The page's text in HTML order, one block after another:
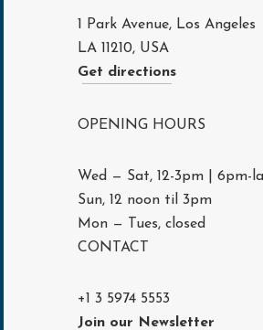
1 Park Avenue, Los Angeles
LA 11210, USA
Get directions
OPENING HOURS
Wed — Sat, 12-3pm | 6pm-
Sun, 12 noon til 3pm
Mon — Tues, closed
CONTACT
+1 3 5974 5553
Join our Newsletter